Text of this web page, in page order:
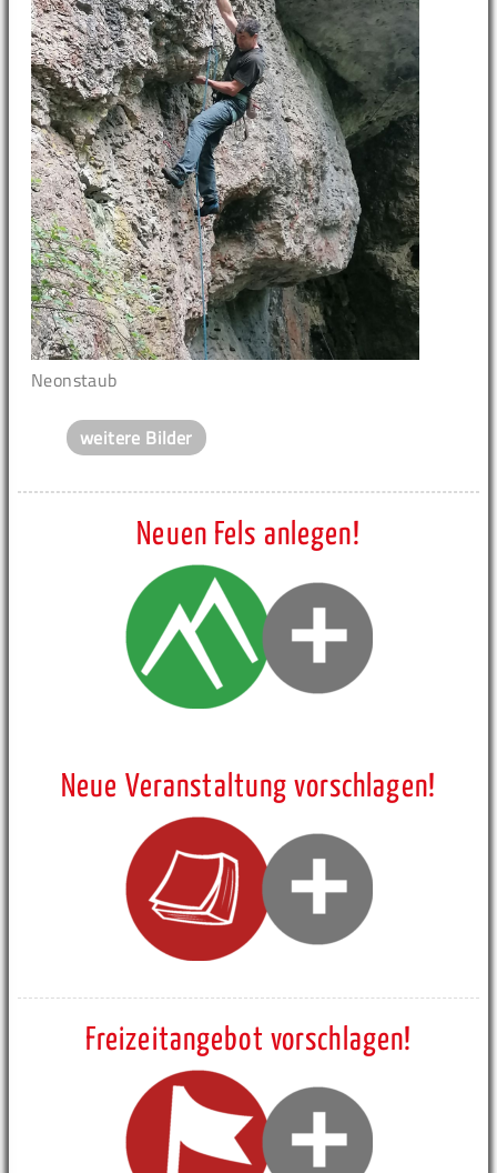
Neonstaub
weitere Bilder
Neuen Fels anlegen!
Neue Veranstaltung vorschlagen!
Freizeitangebot vorschlagen!